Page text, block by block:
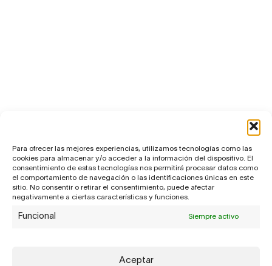
Para ofrecer las mejores experiencias, utilizamos tecnologías como las
cookies para almacenar y/o acceder a la información del dispositivo. El
consentimiento de estas tecnologías nos permitirá procesar datos como
el comportamiento de navegación o las identificaciones únicas en este
sitio. No consentir o retirar el consentimiento, puede afectar
negativamente a ciertas características y funciones.
Funcional Siempre activo
Aceptar